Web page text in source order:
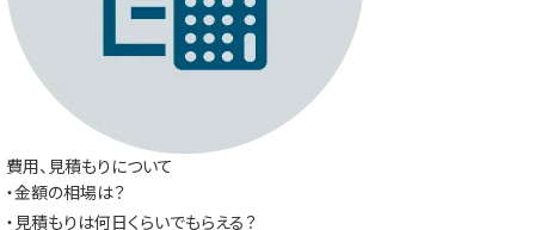
費用、見積もりについて
・金額の相場は？
・見積もりは何日くらいでもらえる？